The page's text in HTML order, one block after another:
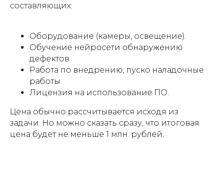
составляющих:
Оборудование (камеры, освещение).
Обучение нейросети обнаружению
дефектов.
Работа по внедрению, пуско наладочные
работы.
Лицензия на использование ПО.
Цена обычно рассчитывается исходя из
задачи. Но можно сказать сразу, что итоговая
цена будет не меньше 1 млн. рублей.